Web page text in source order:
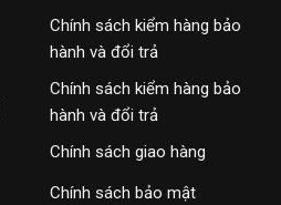
Chính sách kiểm hàng bảo
hành và đổi trả
Chính sách kiểm hàng bảo
hành và đổi trả
Chính sách giao hàng
Chính sách bảo mật